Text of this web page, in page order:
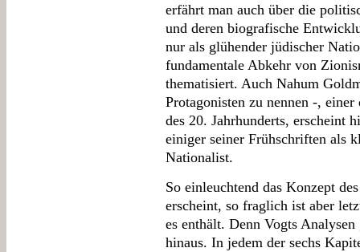
erfährt man auch über die
und deren biografische
nur als glühender jüdischer
fundamentale Abkehr von
thematisiert. Auch Nahum
Protagonisten zu nennen -,
des 20. Jahrhunderts, erscheint
einiger seiner Frühschriften als
Nationalist.
So einleuchtend das Konzept
erscheint, so fraglich ist aber
es enthält. Denn Vogts
hinaus. In jedem der sechs